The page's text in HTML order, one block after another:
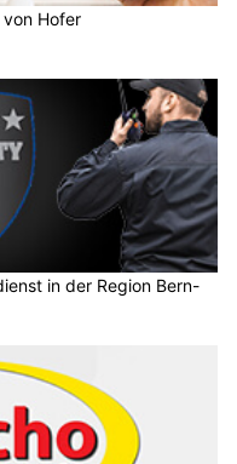
Hofer
in der Region Bern-